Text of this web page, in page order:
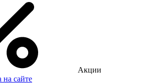
Акции
сайте